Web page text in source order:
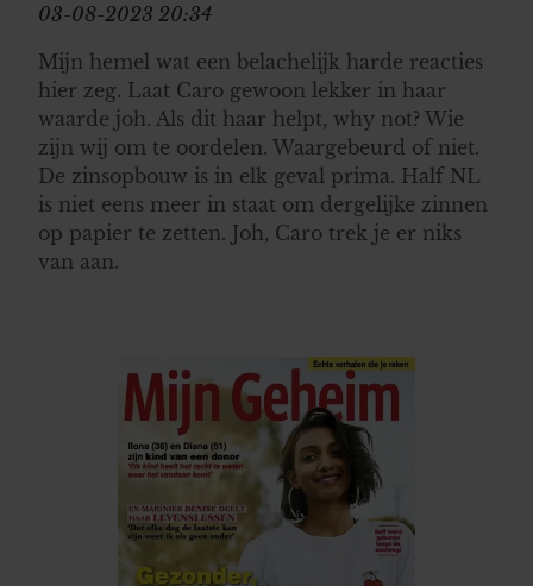
03-08-2023 20:34
Mijn hemel wat een belachelijk harde reacties
hier zeg. Laat Caro gewoon lekker in haar
waarde joh. Als dit haar helpt, why not? Wie
zijn wij om te oordelen. Waargebeurd of niet.
De zinsopbouw is in elk geval prima. Half NL
is niet eens meer in staat om dergelijke zinnen
op papier te zetten. Joh, Caro trek je er niks
van aan.